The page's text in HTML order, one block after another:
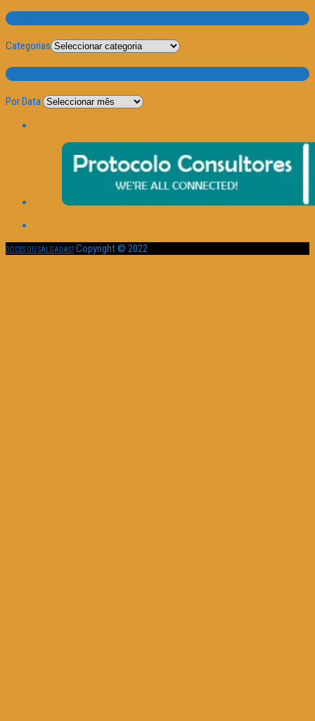
Categorias
Categorias
Por Data
Por Data
DOCES OU SALGADAS? Copyright © 2022